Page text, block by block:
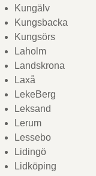
Kungälv
Kungsbacka
Kungsörs
Laholm
Landskrona
Laxå
LekeBerg
Leksand
Lerum
Lessebo
Lidingö
Lidköping